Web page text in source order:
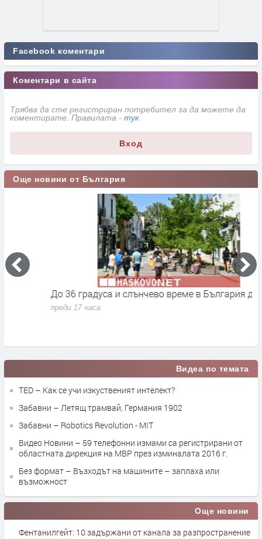
Facebook коментари
Коментари в сайта
Трябва да сте регистриран потребител за да можете да
коментирате. Правилата - тук
Вход
Още новини от България
До 36 градуса и слънчево време в България днес
преди 17 часа
Видеа по темата
TED – Как се учи изкуственият интелект?
Забавни – Летящ трамвай, Германия 1902
Забавни – Robotics Revolution - MIT
Видео Новини – 59 телефонни измами са регистрирани от
областната дирекция на МВР през изминалата 2016 г.
Без формат – Възходът на машините – заплаха или
възможност
Още новини
Фентанилгейт: 10 задържани от канала за разпространение